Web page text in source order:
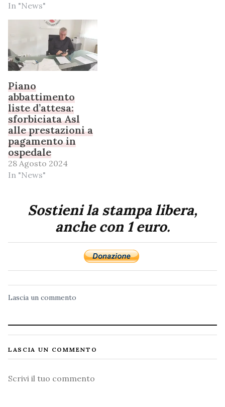
In "News"
Piano
abbattimento
liste d’attesa:
sforbiciata Asl
alle prestazioni a
pagamento in
ospedale
28 Agosto 2024
In "News"
Sostieni la stampa libera,
anche con 1 euro.
Lascia un commento
LASCIA UN COMMENTO
Commento